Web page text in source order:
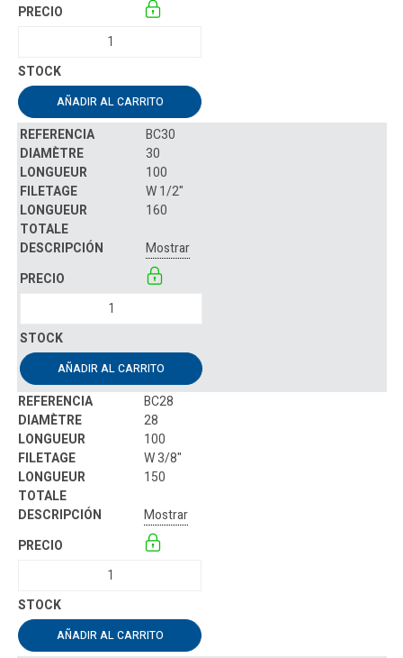
AÑADIR AL CARRITO
BC30
30
100
W 1/2"
160
Mostrar
AÑADIR AL CARRITO
BC28
28
100
W 3/8"
150
Mostrar
AÑADIR AL CARRITO